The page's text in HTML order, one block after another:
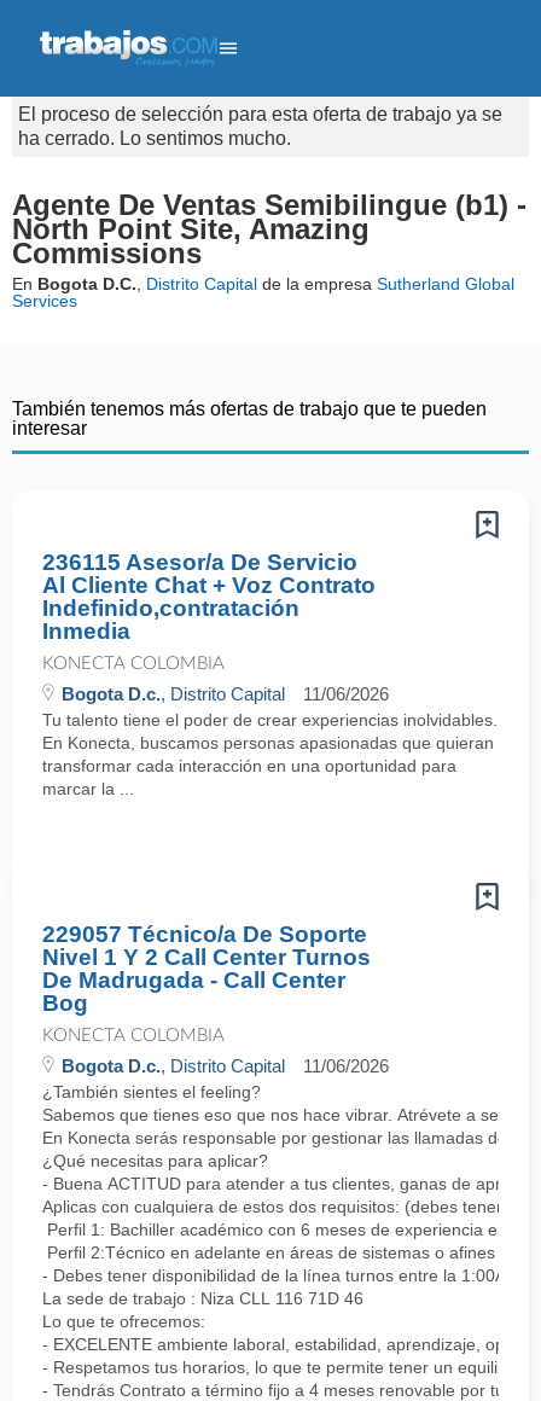
El proceso de selección para esta oferta de trabajo ya se
ha cerrado. Lo sentimos mucho.
Agente De Ventas Semibilingue (b1) -
North Point Site, Amazing
Commissions
En Bogota D.C. Distrito Capital de la empresa Sutherland Global
Services
También tenemos más ofertas de trabajo que te pueden
interesar
236115 Asesor/a De Servicio
Al Cliente Chat + Voz Contrato
Indefinido,contratación
Inmedia
KONECTA COLOMBIA
Bogota D.c., Distrito Capital 11/06/2026
Tu talento tiene el poder de crear experiencias inolvidables.
En Konecta, buscamos personas apasionadas que quieran
transformar cada interacción en una oportunidad para
marcar la ...
229057 Técnico/a De Soporte
Nivel 1 Y 2 Call Center Turnos
De Madrugada - Call Center
Bog
KONECTA COLOMBIA
Bogota D.c., Distrito Capital 11/06/2026
¿También sientes el feeling?
Sabemos que tienes eso que nos hace vibrar. Atrévete a ser
En Konecta serás responsable por gestionar las llamadas de
¿Qué necesitas para aplicar?
- Buena ACTITUD para atender a tus clientes, ganas de
Aplicas con cualquiera de estos dos requisitos: (debes tener
Perfil 1: Bachiller académico con 6 meses de experiencia en
Perfil 2:Técnico en adelante en áreas de sistemas o afines
- Debes tener disponibilidad de la línea turnos entre la 1:00AM
La sede de trabajo : Niza CLL 116 71D 46
Lo que te ofrecemos:
- EXCELENTE ambiente laboral, estabilidad, aprendizaje,
- Respetamos tus horarios, lo que te permite tener un equilibrio
- Tendrás Contrato a término fijo a 4 meses renovable por tu